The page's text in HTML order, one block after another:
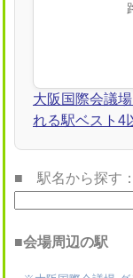
大阪国際会議
れる駅ベスト4
■ 駅名から探す：
■会場周辺の駅